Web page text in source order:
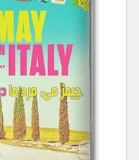
فرهنگ / هنر
کیهان / نجوم
گردشگری
ماورایی
مسابقات / ورزشی
مستند های اختصاصی